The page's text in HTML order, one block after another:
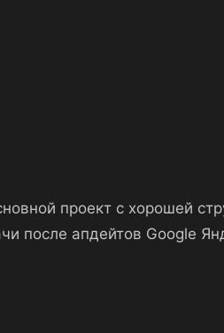
проект с хорошей
после апдейтов Google